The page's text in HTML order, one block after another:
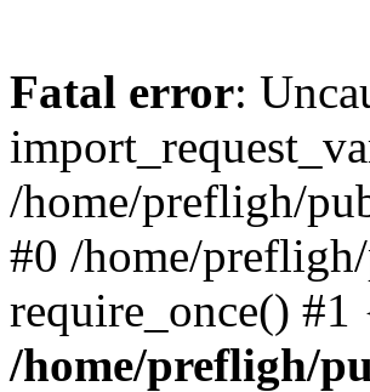
Fatal error:
/home/prefligh/
#0 /home/
require_once()
/home/prefligh/